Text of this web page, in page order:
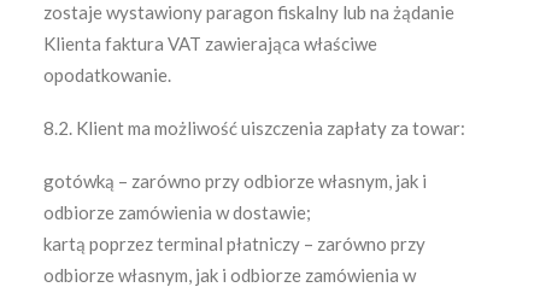
zostaje wystawiony paragon fiskalny lub na żądanie
Klienta faktura VAT zawierająca właściwe
opodatkowanie.
8.2. Klient ma możliwość uiszczenia zapłaty za towar:
gotówką – zarówno przy odbiorze własnym, jak i
odbiorze zamówienia w dostawie;
kartą poprzez terminal płatniczy – zarówno przy
odbiorze własnym, jak i odbiorze zamówienia w